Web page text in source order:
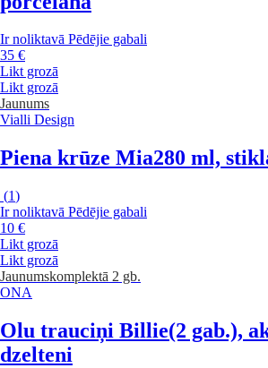
Ir noliktavā Pēdējie gabali
35 €
Likt grozā
Likt grozā
Jaunums
Vialli Design
Piena krūze Mia280 ml,
(1)
Ir noliktavā Pēdējie gabali
10 €
Likt grozā
Likt grozā
Jaunumskomplektā 2 gb.
ONA
Olu trauciņi Billie(2 gab.),
dzelteni